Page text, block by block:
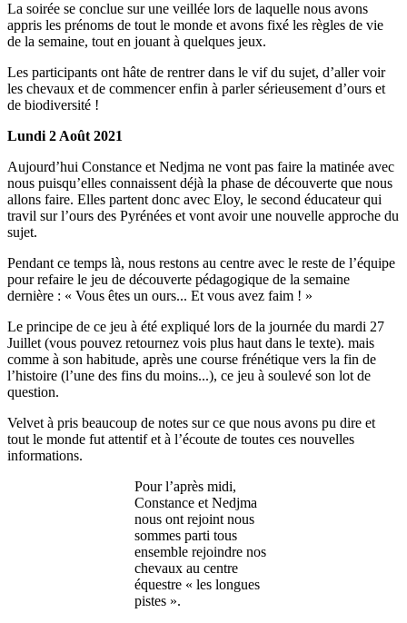
La soirée se conclue sur une veillée lors de laquelle nous avons
appris les prénoms de tout le monde et avons fixé les règles de vie
de la semaine, tout en jouant à quelques jeux.
Les participants ont hâte de rentrer dans le vif du sujet, d’aller voir
les chevaux et de commencer enfin à parler sérieusement d’ours et
de biodiversité !
Lundi 2 Août 2021
Aujourd’hui Constance et Nedjma ne vont pas faire la matinée avec
nous puisqu’elles connaissent déjà la phase de découverte que nous
allons faire. Elles partent donc avec Eloy, le second éducateur qui
travil sur l’ours des Pyrénées et vont avoir une nouvelle approche du
sujet.
Pendant ce temps là, nous restons au centre avec le reste de l’équipe
pour refaire le jeu de découverte pédagogique de la semaine
dernière : « Vous êtes un ours... Et vous avez faim ! »
Le principe de ce jeu à été expliqué lors de la journée du mardi 27
Juillet (vous pouvez retournez vois plus haut dans le texte). mais
comme à son habitude, après une course frénétique vers la fin de
l’histoire (l’une des fins du moins...), ce jeu à soulevé son lot de
question.
Velvet à pris beaucoup de notes sur ce que nous avons pu dire et
tout le monde fut attentif et à l’écoute de toutes ces nouvelles
informations.
Pour l’après midi,
Constance et Nedjma
nous ont rejoint nous
sommes parti tous
ensemble rejoindre nos
chevaux au centre
équestre « les longues
pistes ».